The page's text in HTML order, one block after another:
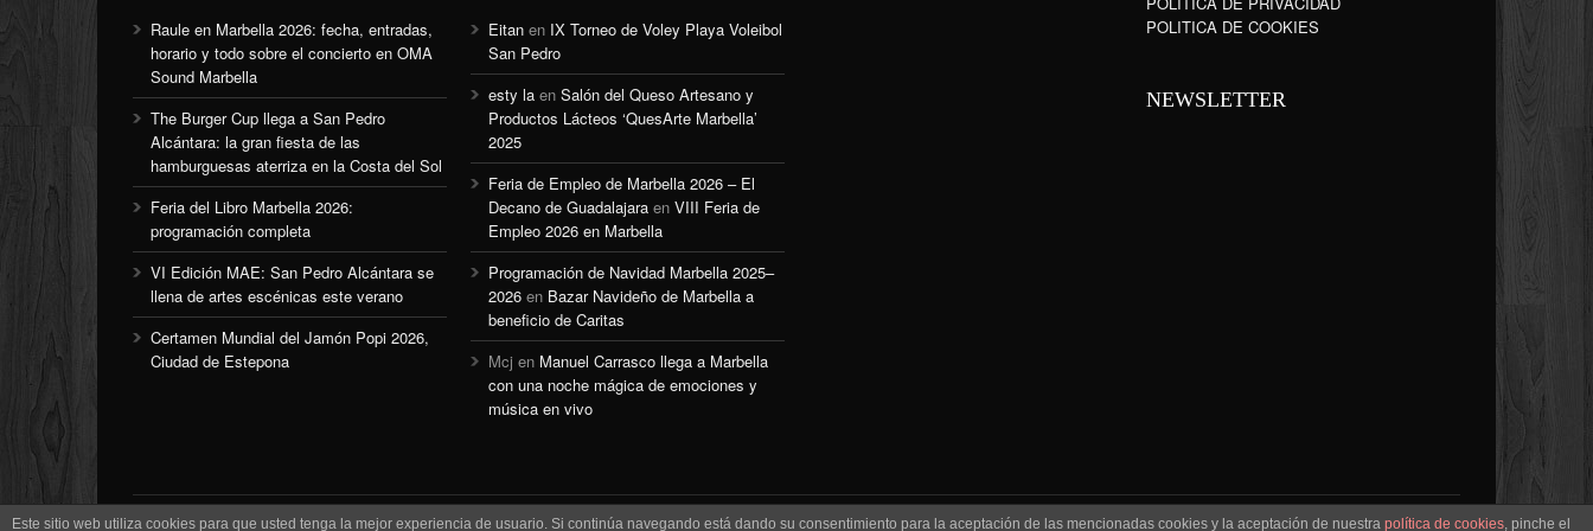
Raule en Marbella 2026: fecha, entradas,
horario y todo sobre el concierto en OMA
Sound Marbella
The Burger Cup llega a San Pedro
Alcántara: la gran fiesta de las
hamburguesas aterriza en la Costa del Sol
Feria del Libro Marbella 2026:
programación completa
VI Edición MAE: San Pedro Alcántara se
llena de artes escénicas este verano
Certamen Mundial del Jamón Popi 2026,
Ciudad de Estepona
Eitan en IX Torneo de Voley Playa Voleibol
San Pedro
esty la en Salón del Queso Artesano y
Productos Lácteos ‘QuesArte Marbella’
2025
Feria de Empleo de Marbella 2026 – El
Decano de Guadalajara en VIII Feria de
Empleo 2026 en Marbella
Programación de Navidad Marbella 2025–
2026 en Bazar Navideño de Marbella a
beneficio de Caritas
Mcj en Manuel Carrasco llega a Marbella
con una noche mágica de emociones y
música en vivo
POLITICA DE COOKIES
NEWSLETTER
Este sitio web utiliza cookies para que usted tenga la mejor experiencia de usuario. Si continúa navegando está dando su consentimiento para la aceptación de las mencionadas cookies y la aceptación de nuestra política de cookies, pinche el